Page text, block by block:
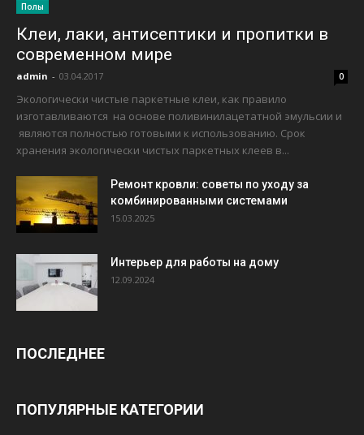
Полы
Клеи, лаки, антисептики и пропитки в
современном мире
admin - 03.04.2017 0
Экологически чистые паркетные клеи, как правило
изготавливаются на основе поливинилацетатной эмульсии и
являются полностью готовыми к использованию. Срок
хранения экологически чистых паркетных клеев в...
Ремонт кровли: советы по уходу за
комбинированными системами
15.03.2025
Интерьер для работы на дому
12.09.2024
ПОСЛЕДНЕЕ
ПОПУЛЯРНЫЕ КАТЕГОРИИ